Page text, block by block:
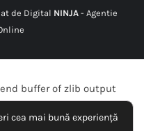
de Digital NINJA- Agentie
cea mai bună experiență
buffer of zlib output